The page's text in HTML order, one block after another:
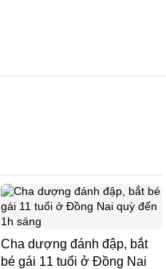
Cha dượng đánh đập, bắt
bé gái 11 tuổi ở Đồng Nai